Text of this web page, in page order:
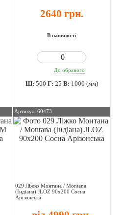
2640 грн.
В наявності
До обраного
Ш: 500 Г: 25 В: 1000 (мм)
Артикул: 60473
029 Ліжко Монтана / Montana
(Індіана) JLOZ 90х200 Сосна
Арізонська